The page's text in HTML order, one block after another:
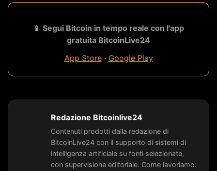
📱 Segui Bitcoin in tempo reale con l'app
gratuita BitcoinLive24
App Store· Google Play
Redazione Bitcoinlive24
Contenuti prodotti dalla redazione di
BitcoinLive24 con il supporto di sistemi di
intelligenza artificiale su fonti selezionate,
con supervisione editoriale. Come lavoriamo: